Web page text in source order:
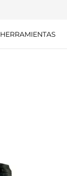
HERRAMIENTAS